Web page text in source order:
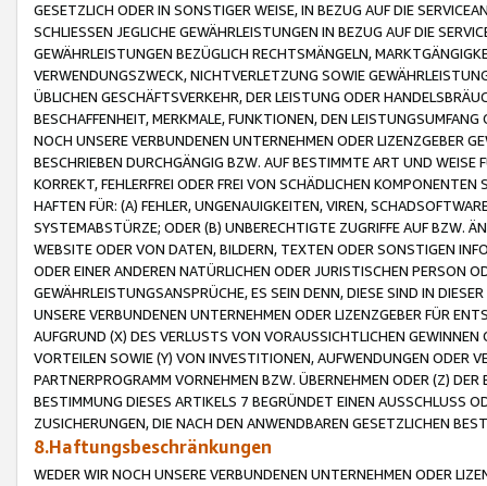
GESETZLICH ODER IN SONSTIGER WEISE, IN BEZUG AUF DIE
SCHLIESSEN JEGLICHE GEWÄHRLEISTUNGEN IN BEZUG AUF DIE
GEWÄHRLEISTUNGEN BEZÜGLICH RECHTSMÄNGELN,
VERWENDUNGSZWECK, NICHTVERLETZUNG SOWIE
ÜBLICHEN GESCHÄFTSVERKEHR, DER LEISTUNG ODER
BESCHAFFENHEIT, MERKMALE, FUNKTIONEN, DEN
NOCH UNSERE VERBUNDENEN UNTERNEHMEN ODER LIZENZGEBER
BESCHRIEBEN DURCHGÄNGIG BZW. AUF BESTIMMTE ART UND
KORREKT, FEHLERFREI ODER FREI VON SCHÄDLICHEN
HAFTEN FÜR: (A) FEHLER, UNGENAUIGKEITEN, VIREN,
SYSTEMABSTÜRZE; ODER (B) UNBERECHTIGTE ZUGRIFFE AUF BZW.
WEBSITE ODER VON DATEN, BILDERN, TEXTEN ODER SONSTIGEN
ODER EINER ANDEREN NATÜRLICHEN ODER JURISTISCHEN PERSON
GEWÄHRLEISTUNGSANSPRÜCHE, ES SEIN DENN, DIESE SIND IN
UNSERE VERBUNDENEN UNTERNEHMEN ODER LIZENZGEBER FÜR
AUFGRUND (X) DES VERLUSTS VON VORAUSSICHTLICHEN
VORTEILEN SOWIE (Y) VON INVESTITIONEN, AUFWENDUNGEN ODER
PARTNERPROGRAMM VORNEHMEN BZW. ÜBERNEHMEN ODER (Z)
BESTIMMUNG DIESES ARTIKELS 7 BEGRÜNDET EINEN AUSSCHLUSS
ZUSICHERUNGEN, DIE NACH DEN ANWENDBAREN GESETZLICHEN
8.Haftungsbeschränkungen
WEDER WIR NOCH UNSERE VERBUNDENEN UNTERNEHMEN ODER